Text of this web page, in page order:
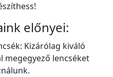
előnyei:
Kizárólag kiváló
megegyező lencséket